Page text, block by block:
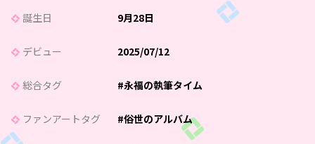
誕生日 9月28日
デビュー 2025/07/12
総合タグ #永福の執筆タイム
ファンアートタグ #俗世のアルバム